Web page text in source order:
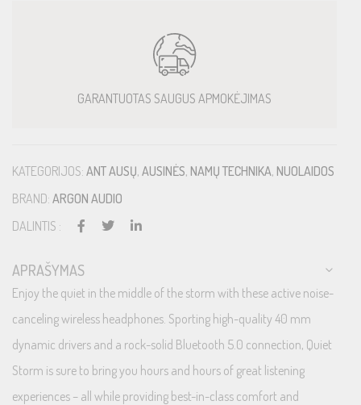
GARANTUOTAS SAUGUS APMOKĖJIMAS
KATEGORIJOS: ANT AUSŲ, AUSINĖS, NAMŲ TECHNIKA, NUOLAIDOS
BRAND: ARGON AUDIO
DALINTIS :
APRAŠYMAS
Enjoy the quiet in the middle of the storm with these active noise-
canceling wireless headphones. Sporting high-quality 40 mm
dynamic drivers and a rock-solid Bluetooth 5.0 connection, Quiet
Storm is sure to bring you hours and hours of great listening
experiences – all while providing best-in-class comfort and